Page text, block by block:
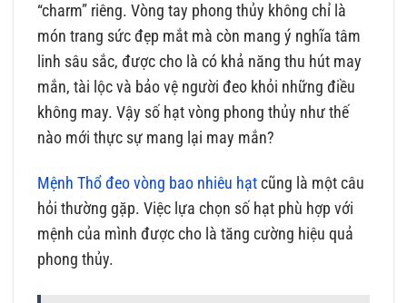
“charm” riêng. Vòng tay phong thủy không chỉ là
món trang sức đẹp mắt mà còn mang ý nghĩa tâm
linh sâu sắc, được cho là có khả năng thu hút may
mắn, tài lộc và bảo vệ người đeo khỏi những điều
không may. Vậy số hạt vòng phong thủy như thế
nào mới thực sự mang lại may mắn?
Mệnh Thổ đeo vòng bao nhiêu hạt cũng là một câu
hỏi thường gặp. Việc lựa chọn số hạt phù hợp với
mệnh của mình được cho là tăng cường hiệu quả
phong thủy.